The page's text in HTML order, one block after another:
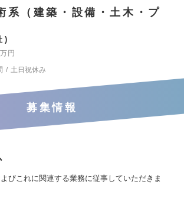
系（建築・設備・土木・プ
円
土日祝休み
募集情報
びこれに関連する業務に従事していただきま